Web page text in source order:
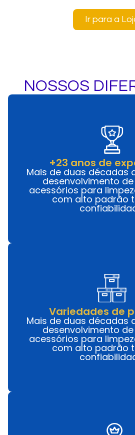
Ir para a
NOSSOS
+23 anos de
Mais de duas décadas
desenvolvimento
acessórios para
com alto padrão
Variedades de
Mais de duas décadas
desenvolvimento
acessórios para
com alto padrão